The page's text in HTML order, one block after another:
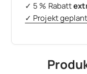
✓ 5 % Rabatt
✓ Projekt